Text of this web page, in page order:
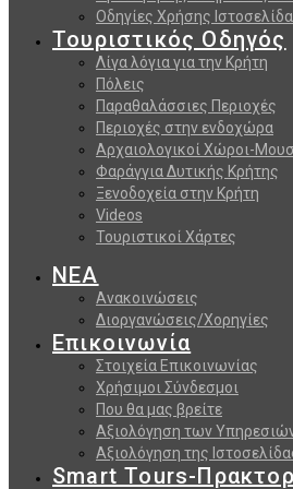
Οδηγίες Χρήσης
Τουριστικός Οδηγός
Λίγα λόγια για την Κρήτη
Πόλεις
Παραθαλάσσιες Περιοχές
Περιοχές στην ενδοχώρα
Αρχαιολογικοί Χώροι-
Φαράγγια Δυτικής Κρήτης
Ξενοδοχεία στην Κρήτη
Videos
Τουριστικοί Χάρτες
ΝΕΑ
Ανακοινώσεις
Διοργανώσεις/Χορηγίες
Επικοινωνία
Στοιχεία Επικοινωνίας
Χρήσιμοι Σύνδεσμοι
Που θα μας βρείτε
Αξιολόγηση των
Αξιολόγηση της
Smart Tours-